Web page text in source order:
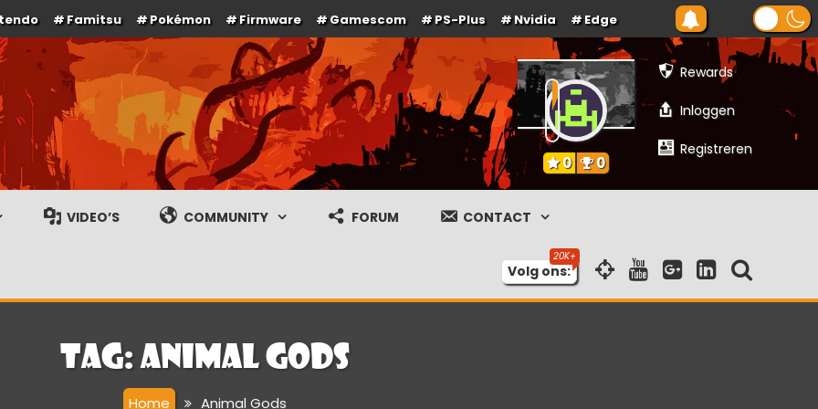
Famitsu Pokémon Firmware Gamescom PS-Plus Nvidia Edge
gameplay streams
Rewards
Inloggen
Registreren
0 0
VIDEO’S COMMUNITY FORUM CONTACT
Volg ons:
Tag: Animal Gods
Home Animal Gods